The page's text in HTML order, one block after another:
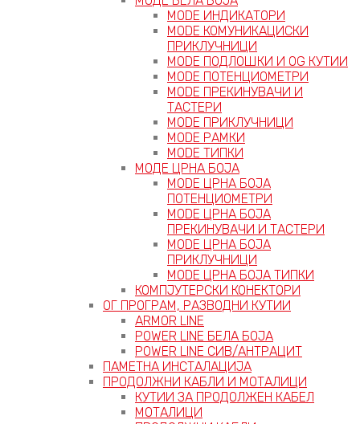
MODE ИНДИКАТОРИ
MODE КОМУНИКАЦИСКИ
ПРИКЛУЧНИЦИ
MODE ПОДЛОШКИ И OG КУТИИ
MODE ПОТЕНЦИОМЕТРИ
MODE ПРEКИНУВАЧИ И
ТАСТЕРИ
MODE ПРИКЛУЧНИЦИ
MODE РАМКИ
MODE ТИПКИ
МОДЕ ЦРНА БОЈА
MODE ЦРНА БОЈА
ПОТЕНЦИОМЕТРИ
MODE ЦРНА БОЈА
ПРЕКИНУВАЧИ И ТАСТЕРИ
MODE ЦРНА БОЈА
ПРИКЛУЧНИЦИ
MODE ЦРНА БОЈА ТИПКИ
КОМПЈУТЕРСКИ КОНЕКТОРИ
ОГ ПРОГРАМ, РАЗВОДНИ КУТИИ
ARMOR LINE
POWER LINE БЕЛА БОЈА
POWER LINE СИВ/АНТРАЦИТ
ПАМЕТНА ИНСТАЛАЦИЈА
ПРОДОЛЖНИ КАБЛИ И МОТАЛИЦИ
КУТИИ ЗА ПРОДОЛЖЕН КАБЕЛ
МОТАЛИЦИ